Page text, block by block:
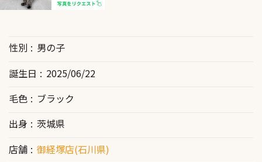
性別
男の子
誕生日
2025/06/22
毛色
ブラック
出身
茨城県
店舗
御経塚店(石川県)